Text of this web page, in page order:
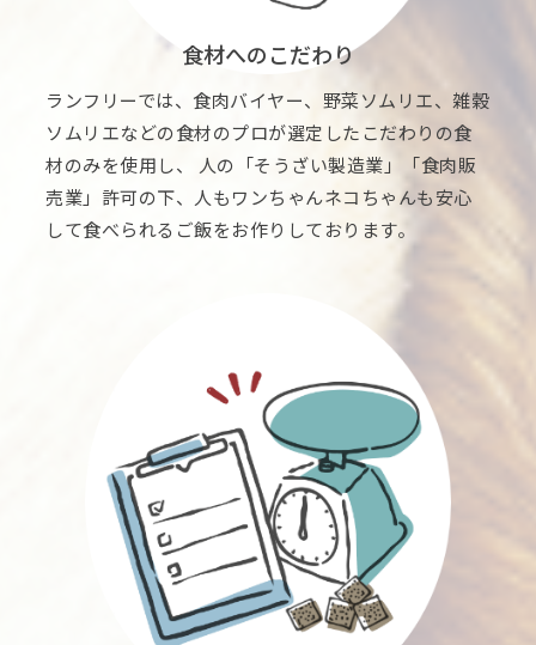
食材へのこだわり
ランフリーでは、食肉バイヤー、野菜ソムリエ、雑穀
ソムリエなどの食材のプロが選定したこだわりの食
材のみを使用し、 人の「そうざい製造業」「食肉販
売業」許可の下、人もワンちゃんネコちゃんも安心
して食べられるご飯をお作りしております。